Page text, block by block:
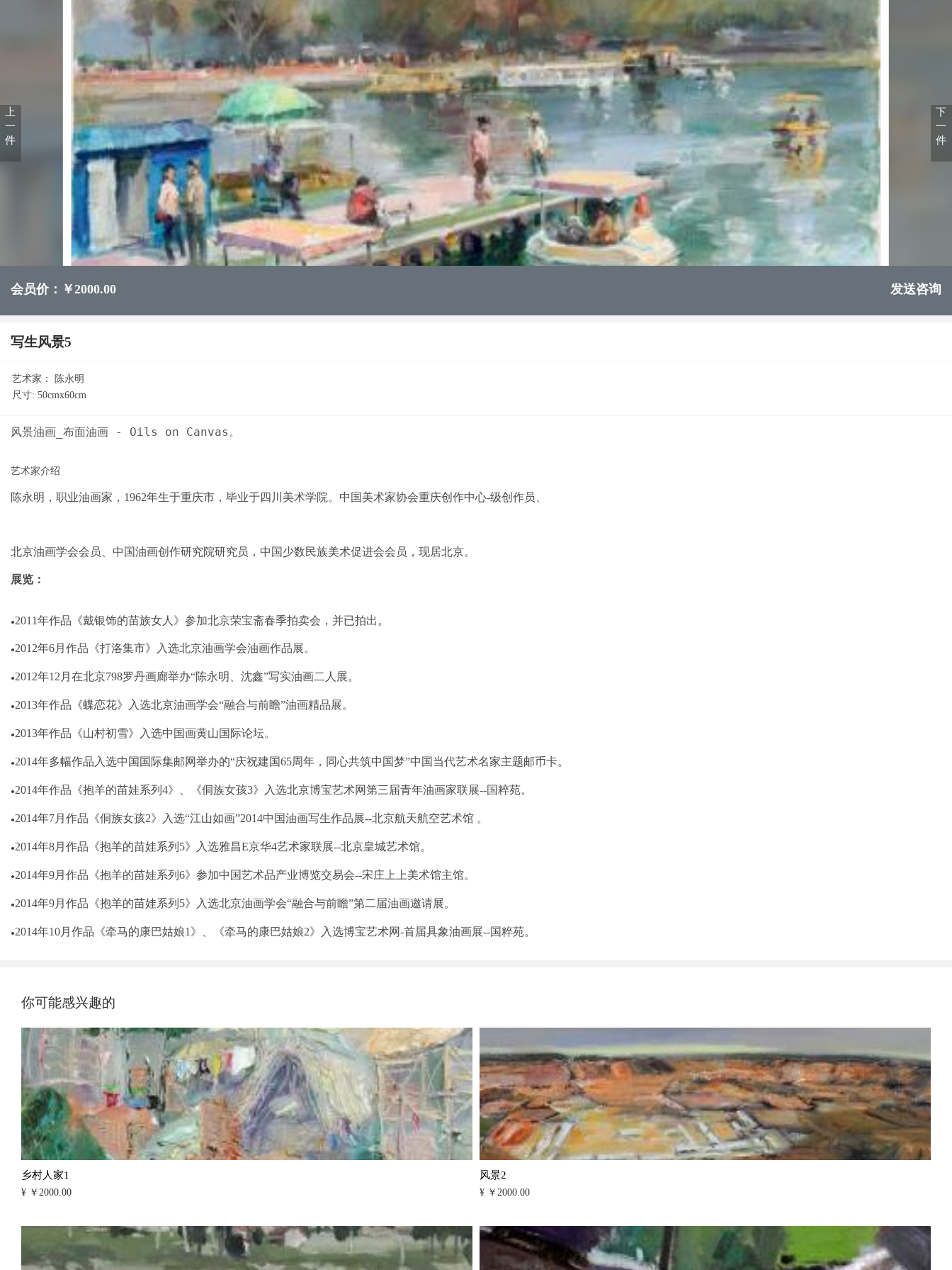
上
一
件
下
一
件
会员价：￥2000.00 发送咨询
写生风景5
艺术家：
陈永明
尺寸: 50cmx60cm
陈永明，职业油画家，1962年生于重庆市， 毕业于四川美术学院。中国美术家协会重庆创作中心-级创作员、
北京油画学会会员 、中国油画创作研究院研究员，中国少数民族美术促进会会员，现居北京。
展览：
●2011年作品《戴银饰的苗族女人》参加北京荣宝斋春季拍卖会，并已拍出。
●2012年6月作品《打洛集市》入选北京油画学会油画作品展。
●2012年12月在北京798罗丹画廊举办“陈永明、沈鑫”写实油画二人展。
●2013年作品《蝶恋花》入选北京油画学会“融合与前瞻”油画精品展。
●2013年作品《山村初雪》入选中国画黄山国际论坛。
●2014年多幅作品入选中国国际集邮网举办的“庆祝建国65周年，同心共筑中国梦”中国当代艺术名家主题邮币卡。
●2014年作品《抱羊的苗娃系列4》、《侗族女孩3》入选北京博宝艺术网第三届青年油画家联展--国粹苑。
●2014年7月作品《侗族女孩2》入选“江山如画”2014中国油画写生作品展--北京航天航空艺术馆 。
●2014年8月作品《抱羊的苗娃系列5》入选雅昌E京华4艺术家联展--北京皇城艺术馆。
●2014年9月作品《抱羊的苗娃系列6》参加中国艺术品产业博览交易会--宋庄上上美术馆主馆。
●2014年9月作品《抱羊的苗娃系列5》入选北京油画学会“融合与前瞻”第二届油画邀请展。
●2014年10月作品《牵马的康巴姑娘1》、《牵马的康巴姑娘2》入选博宝艺术网-首届具象油画展--国粹苑。
你可能感兴趣的
乡村人家1
¥ ￥2000.00
风景2
¥ ￥2000.00